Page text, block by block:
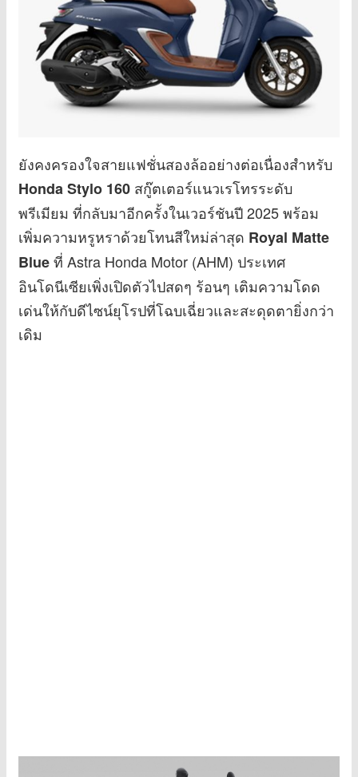
ยังคงครองใจสายแฟชั่นสองล้ออย่างต่อเนื่องสำหรับ
Honda Stylo 160 สกู๊ตเตอร์แนวเรโทรระดับ
พรีเมียม ที่กลับมาอีกครั้งในเวอร์ชันปี 2025 พร้อม
เพิ่มความหรูหราด้วยโทนสีใหม่ล่าสุด Royal Matte
Blueที่ Astra Honda Motor (AHM) ประเทศ
อินโดนีเซียเพิ่งเปิดตัวไปสดๆ ร้อนๆ เติมความโดด
เด่นให้กับดีไซน์ยุโรปที่โฉบเฉี่ยวและสะดุดตายิ่งกว่า
เดิม